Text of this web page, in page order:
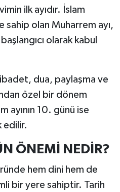
ilk ayıdır. İslam
olan Muharrem ayı,
olarak kabul
dua, paylaşma ve
özel bir dönem
ayının 10. günü ise
edilir.
ÖNEMİ NEDİR?
hem dini hem de
bir yere sahiptir. Tarih